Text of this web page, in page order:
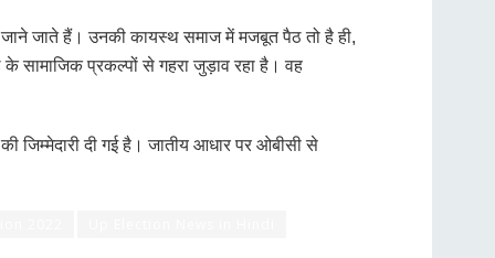
जाने जाते हैं। उनकी कायस्थ समाज में मजबूत पैठ तो है ही,
सामाजिक प्रकल्पों से गहरा जुड़ाव रहा है। वह
जिम्मेदारी दी गई है। जातीय आधार पर ओबीसी से